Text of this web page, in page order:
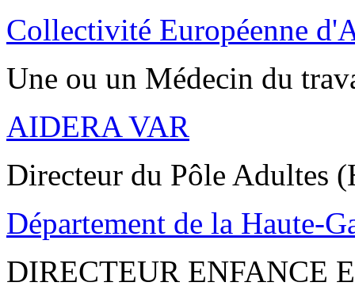
Collectivité Européenne
Une ou un Médecin du
AIDERA VAR
Directeur du Pôle Adultes
Département de la Haute-
DIRECTEUR ENFANCE